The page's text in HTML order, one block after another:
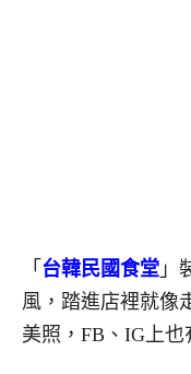
「 台韓民國食堂 」
風，踏進店裡就像
美照，FB、IG上也